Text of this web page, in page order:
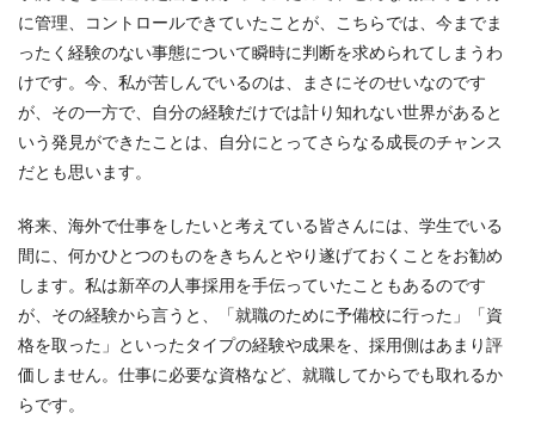
に管理、コントロールできていたことが、こちらでは、今までま
ったく経験のない事態について瞬時に判断を求められてしまうわ
けです。今、私が苦しんでいるのは、まさにそのせいなのです
が、その一方で、自分の経験だけでは計り知れない世界があると
いう発見ができたことは、自分にとってさらなる成長のチャンス
だとも思います。
将来、海外で仕事をしたいと考えている皆さんには、学生でいる
間に、何かひとつのものをきちんとやり遂げておくことをお勧め
します。私は新卒の人事採用を手伝っていたこともあるのです
が、その経験から言うと、「就職のために予備校に行った」「資
格を取った」といったタイプの経験や成果を、採用側はあまり評
価しません。仕事に必要な資格など、就職してからでも取れるか
らです。